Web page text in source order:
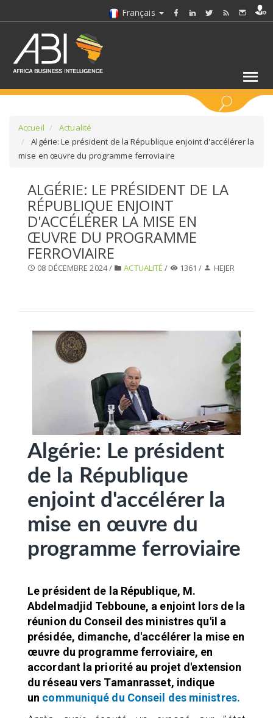
Français
SÉLECTIONNEZ UN DOSSIER
SELECTIONNEZ UNE SECTION
SÉLECTIONNEZ UNE CATÉGORIE
Accueil
Actualité
Algérie: Le président de la République enjoint d'accélérer la
mise en œuvre du programme ferroviaire
ALGÉRIE: LE PRÉSIDENT DE LA
RÉPUBLIQUE ENJOINT
D'ACCÉLÉRER LA MISE EN
ŒUVRE DU PROGRAMME
FERROVIAIRE
08 DÉCEMBRE 2024 / ACTUALITÉ / 1361 / HEJER
Algérie: Le président
de la République
enjoint d'accélérer la
mise en œuvre du
programme ferroviaire
Le président de la République, M.
Abdelmadjid Tebboune, a enjoint lors de la
réunion du Conseil des ministres qu'il a
présidée, dimanche, d'accélérer la mise en
œuvre du programme ferroviaire, en
accordant la priorité au projet d'extension
du réseau vers Tamanrasset, indique
un communiqué du Conseil des ministres.